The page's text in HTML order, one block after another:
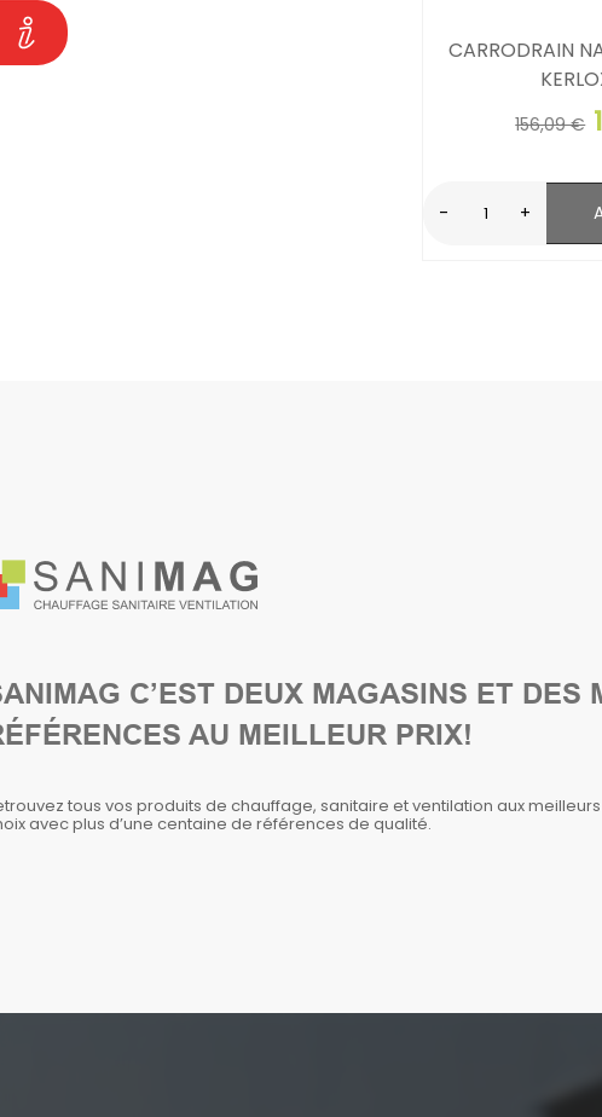
CARRODRAIN
156,09 €
- +
C’EST DEUX MAGASINS ET DES
AU MEILLEUR PRIX!
tous vos produits de chauffage, sanitaire et ventilation aux meilleurs
avec plus d’une centaine de références de qualité.